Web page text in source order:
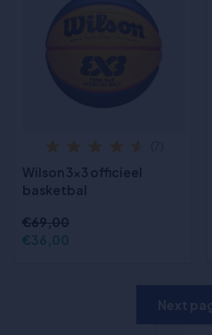
Wilson 3x3 officieel
basketbal
€69,00
€36,00